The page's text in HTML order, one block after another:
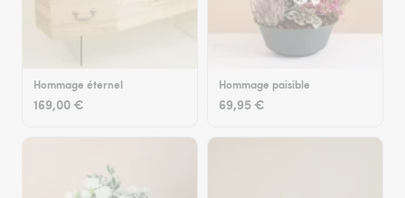
Hommage éternel
169,00 €
Hommage paisible
69,95 €